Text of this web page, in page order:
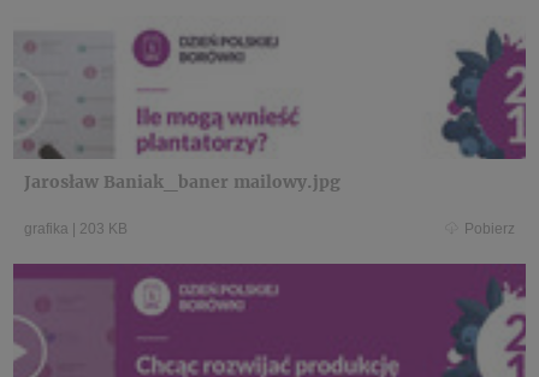
Jarosław Baniak_baner mailowy.jpg
grafika | 203 KB Pobierz